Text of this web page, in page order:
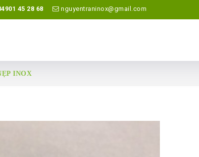
45 28 68 nguyentraninox@gmail.com
INOX